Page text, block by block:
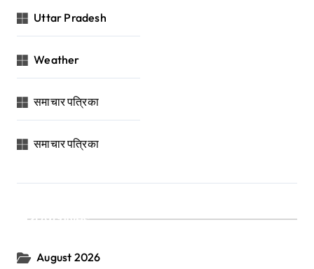
Uttar Pradesh
Weather
समाचार पत्रिका
समाचार पत्रिका
Archives
August 2026